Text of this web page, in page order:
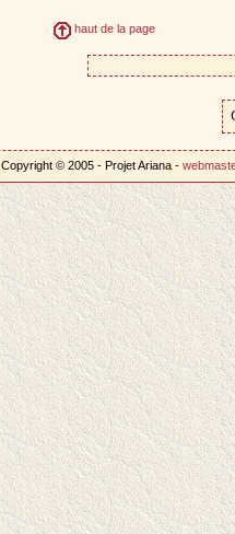
haut de la page
Copyright © 2005 - Projet Ariana -